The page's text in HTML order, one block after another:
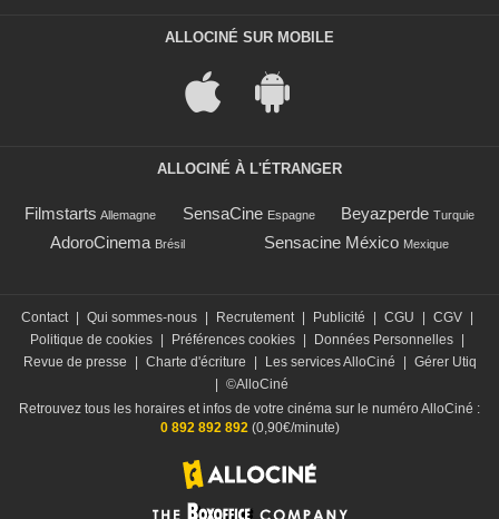
ALLOCINÉ SUR MOBILE
ALLOCINÉ À L'ÉTRANGER
Filmstarts Allemagne SensaCine Espagne Beyazperde Turquie
AdoroCinema Brésil Sensacine México Mexique
Contact Qui sommes-nous Recrutement Publicité CGU CGV
Politique de cookies
Préférences cookies Données Personnelles
Revue de presse
Charte d'écriture Les services AlloCiné
Gérer Utiq
©AlloCiné
Retrouvez tous les horaires et infos de votre cinéma sur le numéro AlloCiné :
0 892 892 892(0,90€/minute)